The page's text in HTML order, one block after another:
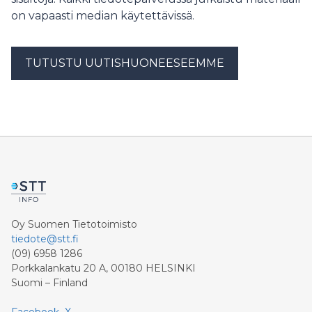
Nieminen tarkastelee tarkemmin terveydenhuollon
automaatiomarkkinaa ja kasvunäkymiä sekä
Töölönlahdenkatu 2), jossa osallistujille on kahvitarjoilu
ennen ohjelman alkamista. Paikan päällä osallistu
on vapaasti median käytettävissä.
TUTUSTU UUTISHUONEESEEMME
Oy Suomen Tietotoimisto
tiedote@stt.fi
(09) 6958 1286
Porkkalankatu 20 A, 00180 HELSINKI
Suomi – Finland